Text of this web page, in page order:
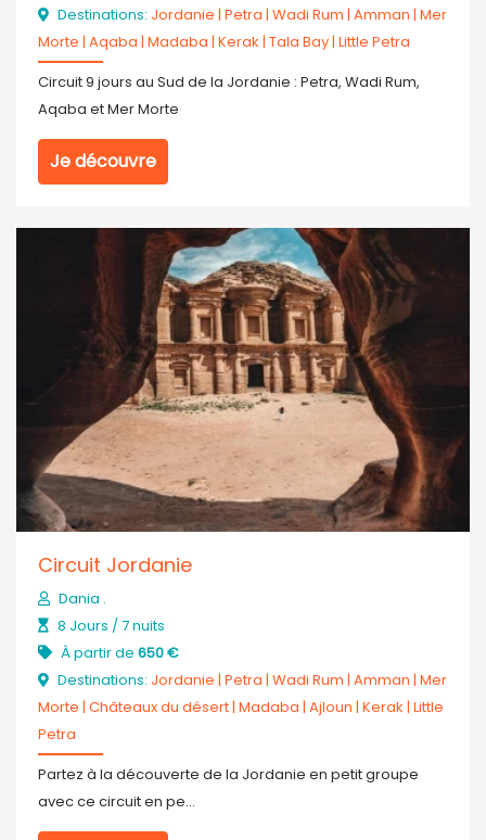
Destinations: Jordanie | Petra | Wadi Rum | Amman | Mer
Morte | Aqaba | Madaba | Kerak | Tala Bay| Little Petra
Circuit 9 jours au Sud de la Jordanie : Petra, Wadi Rum,
Aqaba et Mer Morte
Je découvre
Circuit Jordanie
Dania .
8 Jours / 7 nuits
À partir de 650 €
Destinations: Jordanie | Petra | Wadi Rum | Amman | Mer
Morte | Châteaux du désert| Madaba | Ajloun | Kerak | Little
Petra
Partez à la découverte de la Jordanie en petit groupe
avec ce circuit en pe...